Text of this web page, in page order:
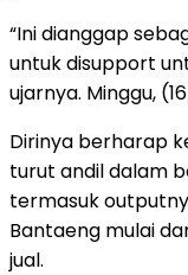
“Ini dianggap
untuk disupport
ujarnya. Minggu,
Dirinya berharap
turut andil dalam
termasuk
Bantaeng mulai
jual.